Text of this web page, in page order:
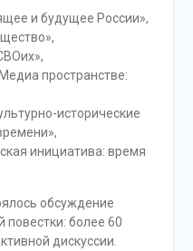
и будущее России»,
пространстве:
исторические
инициатива: время
обсуждение
повестки: более 60
дискуссии.